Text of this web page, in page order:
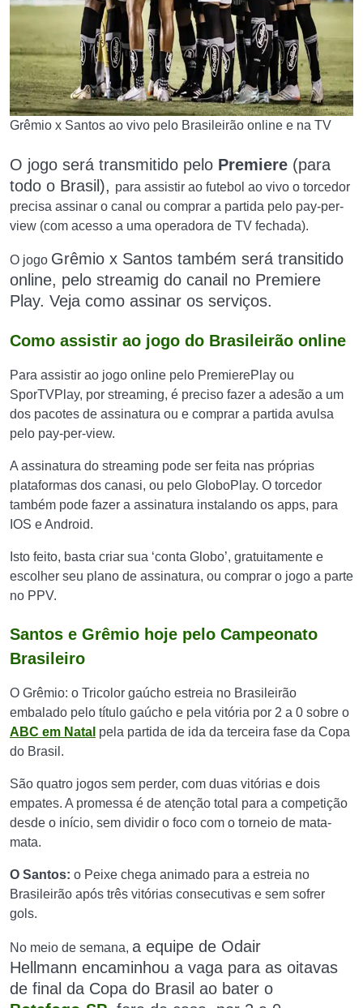
Grêmio x Santos ao vivo pelo Brasileirão online e na TV
O jogo será transmitido pelo Premiere (para
todo o Brasil), para assistir ao futebol ao vivo o torcedor
precisa assinar o canal ou comprar a partida pelo pay-per-
view (com acesso a uma operadora de TV fechada).
O jogo Grêmio x Santos também será transitido
online, pelo streamig do canail no Premiere
Play. Veja como assinar os serviços.
Como assistir ao jogo do Brasileirão online
Para assistir ao jogo online pelo PremierePlay ou
SporTVPlay, por streaming, é preciso fazer a adesão a um
dos pacotes de assinatura ou e comprar a partida avulsa
pelo pay-per-view.
A assinatura do streaming pode ser feita nas próprias
plataformas dos canasi, ou pelo GloboPlay. O torcedor
também pode fazer a assinatura instalando os apps, para
IOS e Android.
Isto feito, basta criar sua ‘conta Globo’, gratuitamente e
escolher seu plano de assinatura, ou comprar o jogo a parte
no PPV.
Santos e Grêmio hoje pelo Campeonato
Brasileiro
O Grêmio: o Tricolor gaúcho estreia no Brasileirão
embalado pelo título gaúcho e pela vitória por 2 a 0 sobre o
ABC em Natal pela partida de ida da terceira fase da Copa
do Brasil.
São quatro jogos sem perder, com duas vitórias e dois
empates. A promessa é de atenção total para a competição
desde o início, sem dividir o foco com o torneio de mata-
mata.
O Santos: o Peixe chega animado para a estreia no
Brasileirão após três vitórias consecutivas e sem sofrer
gols.
No meio de semana, a equipe de Odair
Hellmann encaminhou a vaga para as oitavas
de final da Copa do Brasil ao bater o